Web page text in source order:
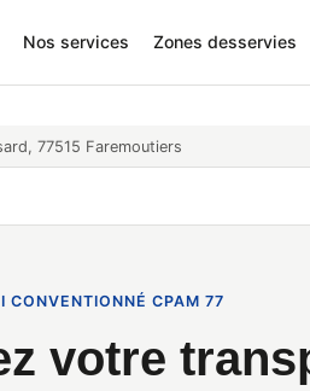
77515 Faremoutiers
Nos services Zones desservies
CONVENTIONNÉ CPAM 77
votre